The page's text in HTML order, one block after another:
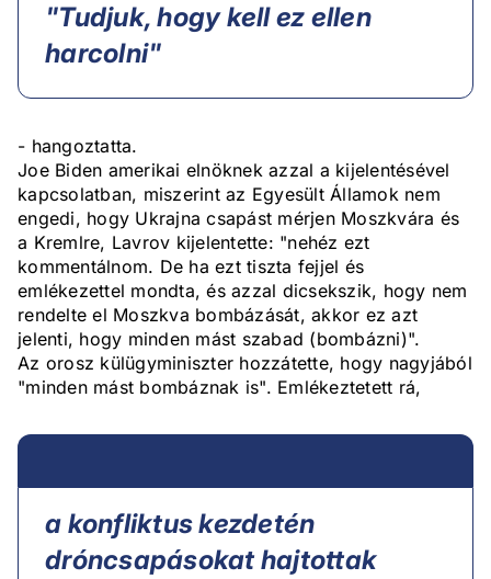
"Tudjuk, hogy kell ez ellen
harcolni"
- hangoztatta.
Joe Biden amerikai elnöknek azzal a kijelentésével
kapcsolatban, miszerint az Egyesült Államok nem
engedi, hogy Ukrajna csapást mérjen Moszkvára és
a Kremlre, Lavrov kijelentette: "nehéz ezt
kommentálnom. De ha ezt tiszta fejjel és
emlékezettel mondta, és azzal dicsekszik, hogy nem
rendelte el Moszkva bombázását, akkor ez azt
jelenti, hogy minden mást szabad (bombázni)".
Az orosz külügyminiszter hozzátette, hogy nagyjából
"minden mást bombáznak is". Emlékeztetett rá,
a konfliktus kezdetén
dróncsapásokat hajtottak